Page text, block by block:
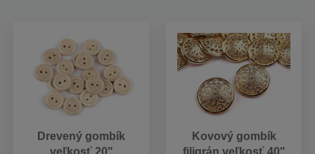
Drevený gombík
veľkosť 20"
Kovový gombík
filigrán veľkosť 40"